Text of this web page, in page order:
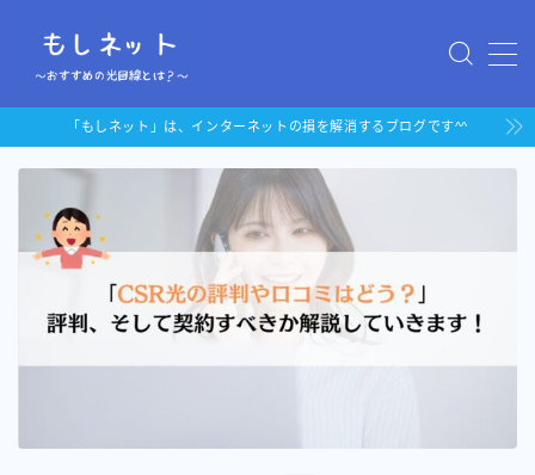
MENU
「auひかり」au携帯持ちにお
すすめの光回線
「もしネット」は、インターネットの損を解消するブログです^^